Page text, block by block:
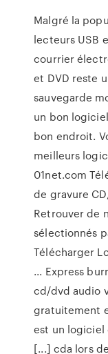
Malgré la
lecteurs USB
courrier
et DVD reste
sauvegarde
un bon
bon endroit.
meilleurs
01net.com
de gravure
Retrouver de
sélectionnés
Télécharger
... Express
cd/dvd audio
gratuitement
est un
[...] cda lors